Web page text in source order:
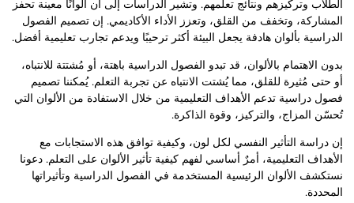
الطلاب وتركيزهم ونتائج تعلمهم. وتشير الدراسات إلى أن ألوانًا معينة تحفز
المشاركة، وتخفف من القلق، وتعزز الأداء الأكاديمي. إن تصميم الفصول
الدراسية بألوان هادفة يجعل البيئة أكثر ترحيبًا ويدعم تجارب تعليمية أفضل.
بدون الاهتمام بالألوان، قد تبدو الفصول الدراسية باهتة، أو مُشتتة للانتباه،
أو حتى مُثيرة للقلق، مما يُشتت الانتباه عن تجربة التعلم. يُمكننا تصميم
فصول دراسية تدعم الأهداف التعليمية من خلال الاستفادة من الألوان التي
تُحسّن المزاج، والتركيز، وقوة الذاكرة.
إن دراسة التأثير النفسي لكل لون، وكيفية توافق هذه الاستجابات مع
الأهداف التعليمية، أمرٌ أساسي لفهم كيفية تأثير الألوان على التعلم. دعونا
نستكشف الألوان الرئيسية المستخدمة في الفصول الدراسية وتأثيراتها
المحددة.